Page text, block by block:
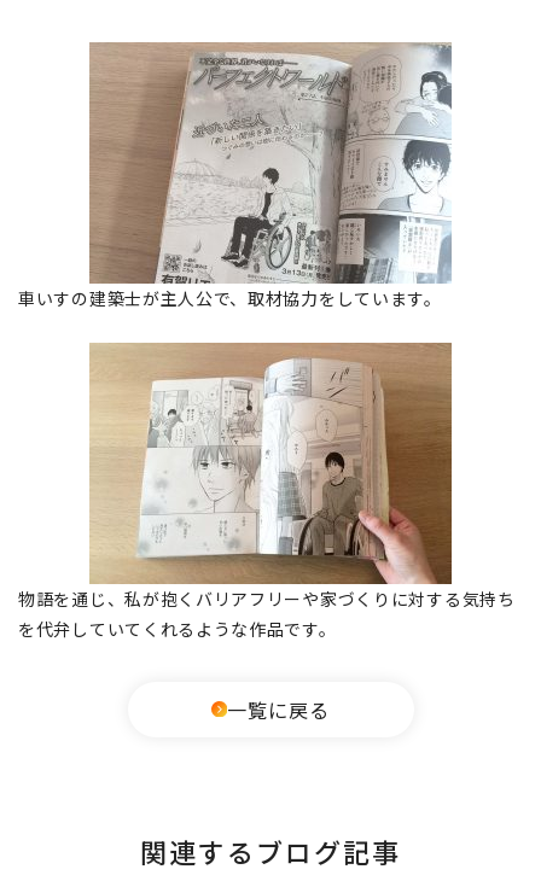
車いすの建築士が主人公で、取材協力をしています。
物語を通じ、私が抱くバリアフリーや家づくりに対する気持ち
を代弁していてくれるような作品です。
一覧に戻る
関連するブログ記事